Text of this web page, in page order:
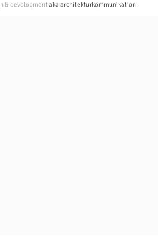
& developmentaka architekturkommunikation